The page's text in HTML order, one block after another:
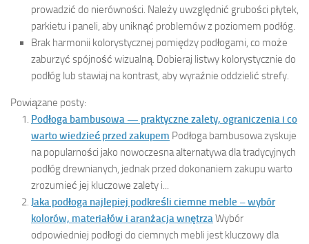
prowadzić do nierówności. Należy uwzględnić grubości płytek,
parkietu i paneli, aby uniknąć problemów z poziomem podłóg.
Brak harmonii kolorystycznej pomiędzy podłogami, co może
zaburzyć spójność wizualną. Dobieraj listwy kolorystycznie do
podłóg lub stawiaj na kontrast, aby wyraźnie oddzielić strefy.
Powiązane posty:
Podłoga bambusowa — praktyczne zalety, ograniczenia i co
warto wiedzieć przed zakupem Podłoga bambusowa zyskuje
na popularności jako nowoczesna alternatywa dla tradycyjnych
podłóg drewnianych, jednak przed dokonaniem zakupu warto
zrozumieć jej kluczowe zalety i...
Jaka podłoga najlepiej podkreśli ciemne meble – wybór
kolorów, materiałów i aranżacja wnętrza Wybór
odpowiedniej podłogi do ciemnych mebli jest kluczowy dla